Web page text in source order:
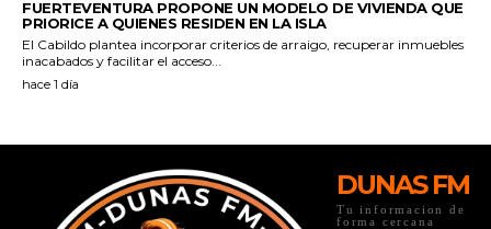
DUNAS FM
Tu informacion de
forma cercana